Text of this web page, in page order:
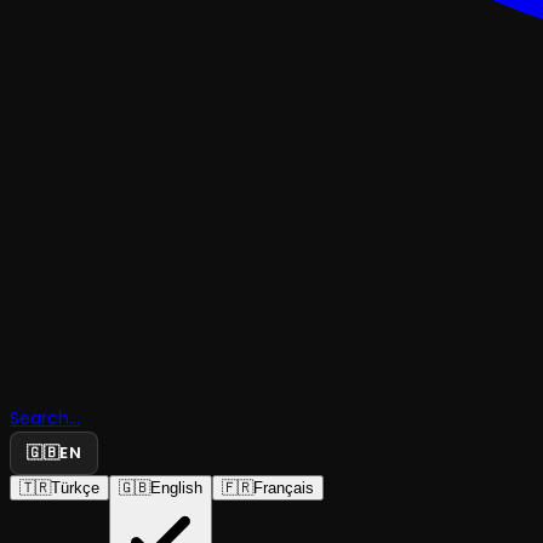
Search...
🇬🇧EN
🇹🇷Türkçe 🇬🇧English 🇫🇷Français
Makyaj